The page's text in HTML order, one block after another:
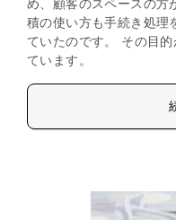
め、顧客のスペースの方
積の使い方も手続き処理
ていたのです。 その目
ています。